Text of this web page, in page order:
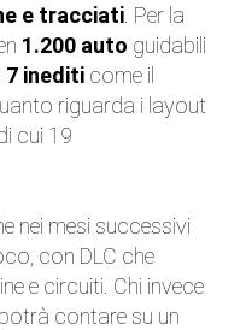
e tracciati . Per la
1.200 auto guidabili
7 inediti come il
riguarda i layout
cui 19
nei mesi successivi
con DLC che
e circuiti. Chi invece
contare su un